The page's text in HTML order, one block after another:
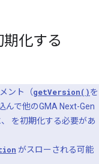
期化する
ント（getVersion()を
んで他のGMA Next-Gen
を初期化する必要があ
がスローされる可能